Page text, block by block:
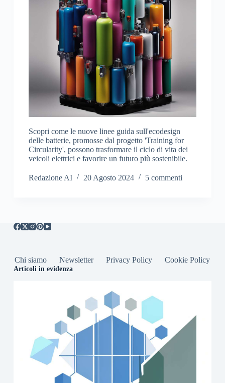
Scopri come le nuove linee guida sull'ecodesign
delle batterie, promosse dal progetto 'Training for
Circularity', possono trasformare il ciclo di vita dei
veicoli elettrici e favorire un futuro più sostenibile.
Redazione AI 20 Agosto 2024 5 commenti
Chi siamo Newsletter Privacy Policy Cookie Policy
Articoli in evidenza